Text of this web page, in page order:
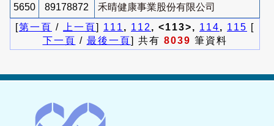
5650 89178872
禾晴健康事業股份有限公司
[第一頁 / 上一頁] 111 , 112 , <113>, 114, 115 [
下一頁 / 最後一頁] 共有 8039 筆資料